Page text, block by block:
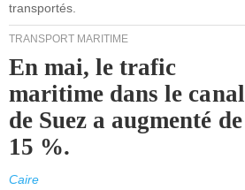
transportés.
TRANSPORT MARITIME
En mai, le trafic
maritime dans le canal
de Suez a augmenté de
15 %.
Caire